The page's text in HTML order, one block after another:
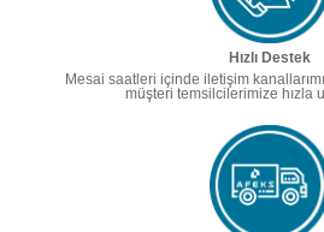
Hızlı Destek
Mesai saatleri içinde iletişim
müşteri temsilcilerimize hızla